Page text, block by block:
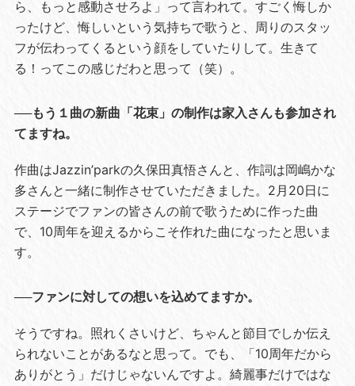
ら、もっと感動させろよ」って言われて。すごく悔しか
ったけど、悔しいという気持ちで歌うと、周りのスタッ
フが伝わってくるという顔をしていたりして。生きて
る！ってこの感じだわと思って（笑）。
──もう１曲の新曲「花束」の制作は家入さんも参加され
てますね。
作曲はJazzin’parkの久保田真悟さんと、作詞は岡嶋かな
多さんと一緒に制作させていただきました。2月20日に
ステージでファンの皆さんの前で歌うために作った曲
で、10周年を迎えるからこそ作れた曲になったと思いま
す。
──ファンに対しての想いを込めてますか。
そうですね。照れくさいけど、ちゃんと節目でしか伝え
られないことがあるなと思って。でも、「10周年だから
ありがとう」だけじゃないんですよ。綺麗事だけではな